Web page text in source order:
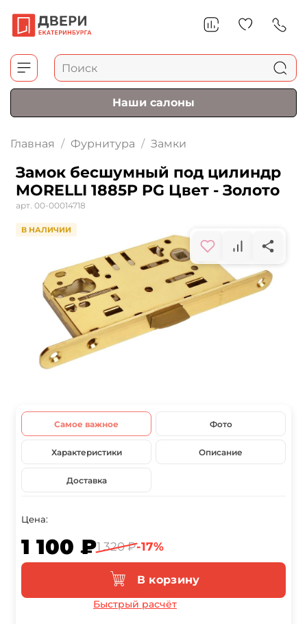
Наши салоны
Главная Фурнитура Замки
Замок бесшумный под цилиндр
MORELLI 1885P PG Цвет - Золото
арт. 00-00014718
В НАЛИЧИИ
Самое важное Фото
Характеристики Описание
Доставка
Цена:
1 100 ₽1 320 ₽-17%
В корзину
Быстрый расчёт